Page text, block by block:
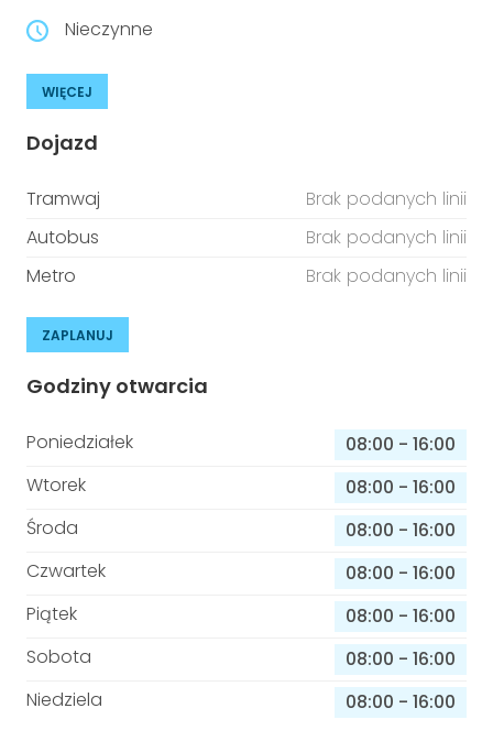
Nieczynne
WIĘCEJ
Dojazd
Tramwaj
Brak podanych linii
Autobus
Brak podanych linii
Metro
Brak podanych linii
ZAPLANUJ
Godziny otwarcia
Poniedziałek 08:00 - 16:00
Wtorek
08:00 - 16:00
Środa
08:00 - 16:00
Czwartek
08:00 - 16:00
Piątek
08:00 - 16:00
Sobota
08:00 - 16:00
Niedziela
08:00 - 16:00